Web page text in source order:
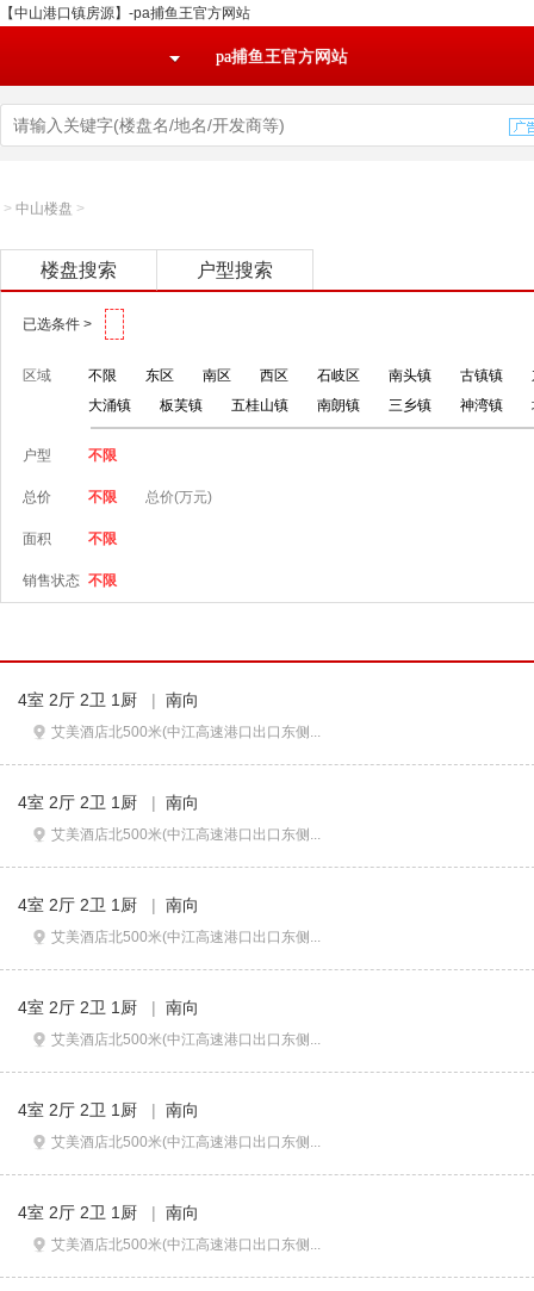
【中山港口镇房源】-pa捕鱼王官方网站
pa捕鱼王官方网站
> 中山楼盘 >
楼盘搜索 户型搜索
已选条件 >
区域 不限 东区 南区 西区 石岐区 南头镇 古镇镇
大涌镇
板芙镇 五桂山镇 南朗镇 三乡镇 神湾镇
户型 不限
总价 不限 总价(万元)
面积 不限
销售状态 不限
4室 2厅 2卫 1厨 | 南向
艾美酒店北500米(中江高速港口出口东侧...
4室 2厅 2卫 1厨 | 南向
艾美酒店北500米(中江高速港口出口东侧...
4室 2厅 2卫 1厨 | 南向
艾美酒店北500米(中江高速港口出口东侧...
4室 2厅 2卫 1厨 | 南向
艾美酒店北500米(中江高速港口出口东侧...
4室 2厅 2卫 1厨 | 南向
艾美酒店北500米(中江高速港口出口东侧...
4室 2厅 2卫 1厨 | 南向
艾美酒店北500米(中江高速港口出口东侧...